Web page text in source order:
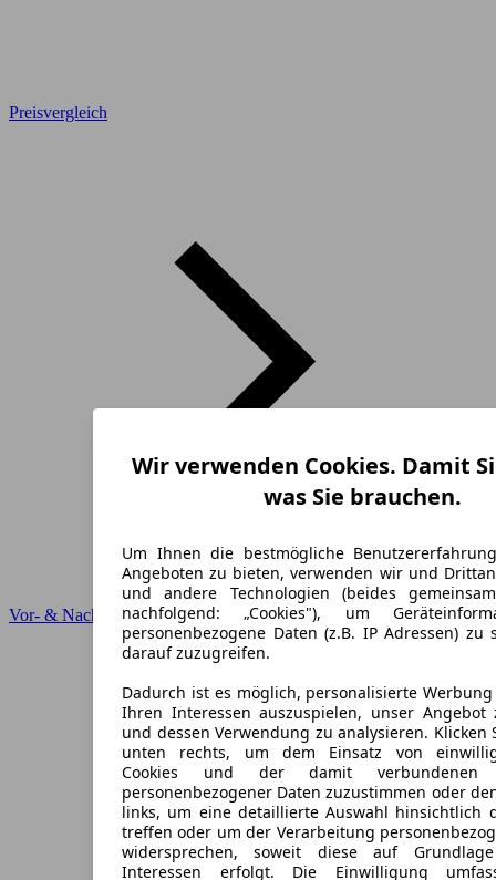
Wir verwenden Cookies. Damit
was Sie brauchen.
Um Ihnen die bestmögliche
Angeboten zu bieten, verwenden wir und
und andere Technologien (beides
nachfolgend: „Cookies"), um
personenbezogene Daten (z.B. IP Adressen) zu
darauf zuzugreifen.
Dadurch ist es möglich, personalisierte
Ihren Interessen auszuspielen, unser Angebot
und dessen Verwendung zu analysieren. Klicken
unten rechts, um dem Einsatz von
Cookies und der damit verbundenen
personenbezogener Daten zuzustimmen oder
links, um eine detaillierte Auswahl hinsichtlich
treffen oder um der Verarbeitung
widersprechen, soweit diese auf
Interessen erfolgt. Die Einwilligung
Preisvergleich
Vor- & Nachteile